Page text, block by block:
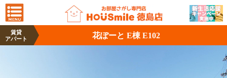
賃貸
アパート
花ぽーと E棟 E102